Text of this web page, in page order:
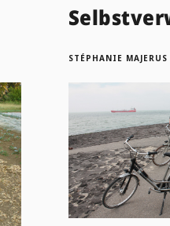
STÉPHANIE MAJERUS